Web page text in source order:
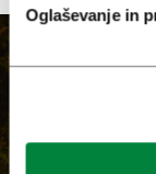
Oglaševanje in